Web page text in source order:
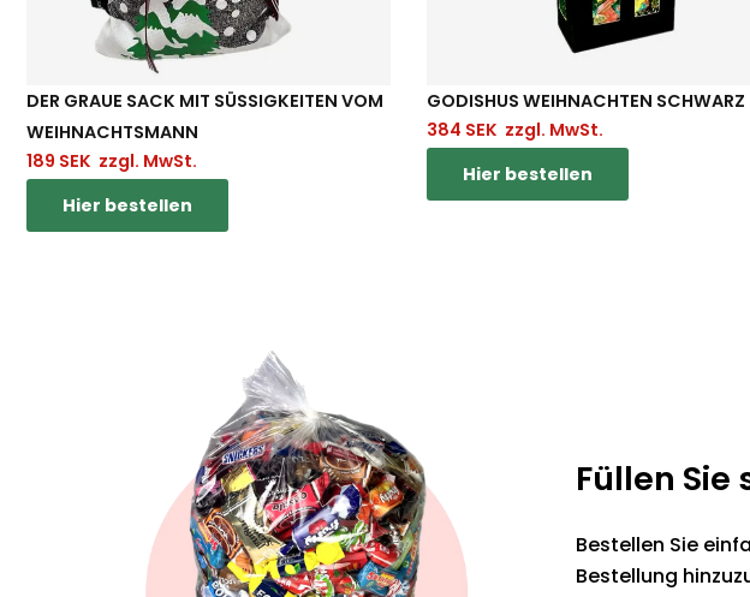
DER GRAUE SACK MIT SÜSSIGKEITEN VOM W
EIHNACHTSMANN
189 SEK zzgl. MwSt.
Hier bestellen
GODISHUS WEIHNACHTEN SCHWARZ
384 SEK zzgl. MwSt.
Hier bestellen
Füllen
Bestellen Sie
Bestellung